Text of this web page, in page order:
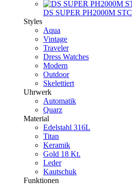
DS SUPER PH2000M STC
Styles
Aqua
Vintage
Traveler
Dress Watches
Modern
Outdoor
Skelettiert
Uhrwerk
Automatik
Quarz
Material
Edelstahl 316L
Titan
Keramik
Gold 18 Kt.
Leder
Kautschuk
Funktionen